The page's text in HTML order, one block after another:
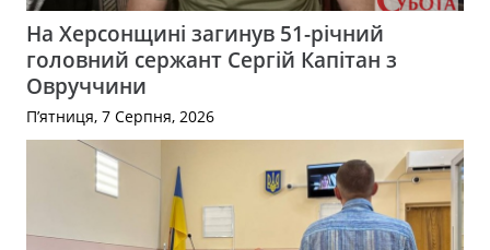
На Херсонщині загинув 51-річний
головний сержант Сергій Капітан з
Овруччини
П’ятниця, 7 Серпня, 2026